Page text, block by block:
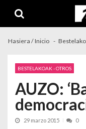
Hasiera / Inicio
BESTELAKOAK - OTROS
AUZO:
29 marzo 2015 0